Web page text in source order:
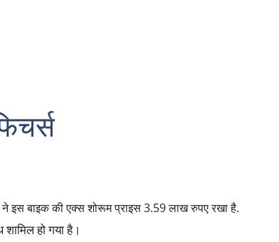
इस बाइक की एक्स शोरूम प्राइस 3.59 लाख रुपए रखा है.
हो गया है।